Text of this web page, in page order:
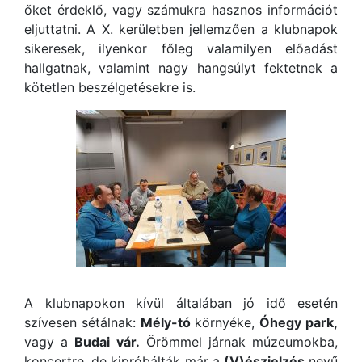
őket érdeklő, vagy számukra hasznos információt
eljuttatni. A X. kerületben jellemzően a klubnapok
sikeresek, ilyenkor főleg valamilyen előadást
hallgatnak, valamint nagy hangsúlyt fektetnek a
kötetlen beszélgetésekre is.
A klubnapokon kívül általában jó idő esetén
szívesen sétálnak: Mély-tókörnyéke,Óhegy park,
vagy a Budai vár. Örömmel járnak múzeumokba,